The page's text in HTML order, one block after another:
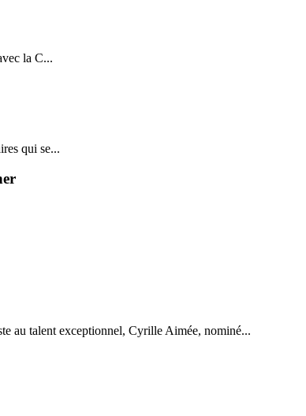
la C...
qui se...
au talent exceptionnel, Cyrille Aimée, nominé...